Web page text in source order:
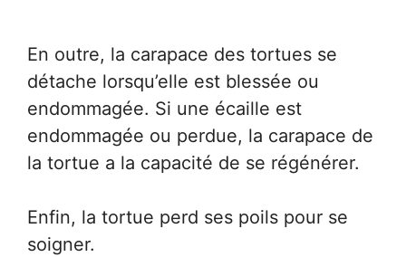
En outre, la carapace des tortues se
détache lorsqu’elle est blessée ou
endommagée. Si une écaille est
endommagée ou perdue, la carapace de
la tortue a la capacité de se régénérer.
Enfin, la tortue perd ses poils pour se
soigner.